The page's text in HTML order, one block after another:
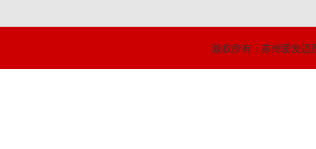
版权所有：苏州爱发